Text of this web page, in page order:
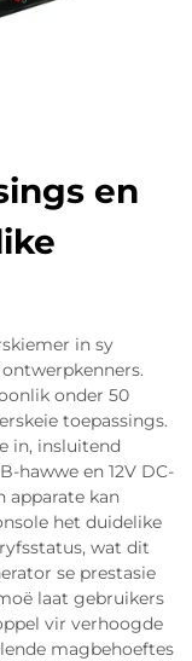
en
in sy
onder 50
toepassings.
in, insluitend
hawwe en 12V DC-
apparate kan
het duidelike
wat dit
se prestasie
laat gebruikers
vir verhoogde
magbehoeftes